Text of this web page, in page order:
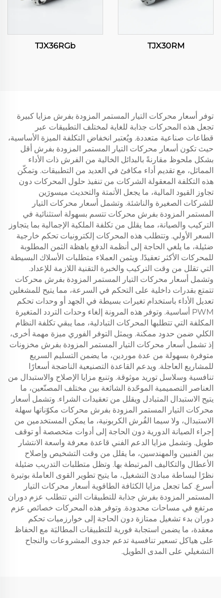
TJX30RM
TJX36RGb
توفر أسعار محركات التيار المستمر المزودة بفرش مزايا كبيرة
تجعل هذه المحركات جذابة للغاية لمختلف التطبيقات عبر
قطاعات صناعية متعددة. ويُعتبر انخفاض التكلفة الميزة الأساسية،
حيث تكون أسعار محركات التيار المستمر المزودة بفرش أقل
بشكل ملحوظ مقارنةً بالبدائل الخالية من الفرش ذات الأداء
المماثل، مع تقديم أداء مكافئ في العديد من التطبيقات. وتمكّن
هذه التكلفة المعقولة الشركات من تنفيذ حلول المحركات دون
تجاوز القيود المالية، ما يجعل الأتمتة والتحديث ميسورَين
للشركات الصغيرة والناشئة. وتشمل أسعار محركات التيار
المستمر المزودة بفرش محركات تتسم بسهولة استثنائية في
التركيب والصيانة، مما يقلل من تكلفة الملكية الإجمالية بما يتجاوز
السعر الأولي. وتتطلب هذه المحركات إلكترونيات تحكم خارجية
ضئيلة، ما يلغي الحاجة إلى أنظمة الدفع باهظة الثمن المطلوبة
للمحركات الأكثر تعقيدًا. ويثمن العملاء متطلبات الأسلاك البسيطة
التي تقلل من وقت التركيب والخبرة التقنية اللازمة للإعداد.
وتشمل أسعار محركات التيار المستمر المزودة بفرش محركات
تتمتع بقدرات داخلية على التحكم في السرعة، مما يتيح للمشغلين
تعديل الأداء باستخدام تغيرات بسيطة في الجهد أو وحدات تحكم
PWM أساسية. وتوفر هذه المرونة إلغاء وحدات التردد المتغيرة
المكلفة التي تتطلبها المحركات التبادلية، مما يبقي تكلفة النظام
الكلي ضمن حدود ممكنة. ويمثل التوفر الفوري ميزة مهمة أخرى،
إذ تشمل أسعار محركات التيار المستمر المزودة بفرش مخزونات
متوفرة بسهولة من عدة موردين، ما يضمن التسليم السريع
للمشاريع العاجلة. ويدعم القاعدة التصنيعية الناضجة أسعارًا
تنافسية وسلاسل توريد موثوقة. وتنبع مزايا الإصلاح والاستبدال من
العناصر التصميمية الموحّدة الشائعة بين مختلف المصنّعين، ما
يتيح الاستبدال المتبادل ويقلل من تعقيدات الشراء. وتشمل أسعار
محركات التيار المستمر المزودة بفرش محركات مكوّناتها سهلة
الاستبدال، ولا سيما الفُرش الكربونية، ما يمكن المستخدمين من
إجراء الصيانة الدورية دون الحاجة إلى أدوات متخصصة أو توقف
طويل. وتشمل مزايا الدعم الفني قاعدة معرفة واسعة الانتشار
بين الفنيين والمهندسين، ما يقلل من وقت التشخيص وإصلاح
الأعطال والتكاليف المرتبطة بها. وتظل متطلبات التدريب ضئيلة
نظرًا لبساطة مبادئ التشغيل، ما يتيح تطوير القوى العاملة بوتيرة
أسرع. كما تجعل مزايا الكثافة الطاقوية أسعار محركات التيار
المستمر المزودة بفرش جذابة للتطبيقات التي تتطلب عزم دوران
مرتفع في مساحات محدودة. وتوفر هذه المحركات خصائص عزم
دوران بدء تشغيل ممتازة دون الحاجة إلى خوارزميات تحكم
معقدة، ما يضمن استجابة فورية للتطبيقات المطالبَة مع الحفاظ
على هياكل تسعير تنافسية تدعم جدوى المشروعات والنجاح
التشغيلي على المدى الطويل.